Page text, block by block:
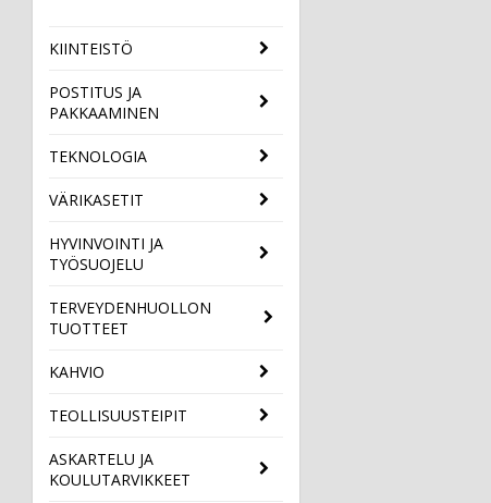
KIINTEISTÖ
POSTITUS JA
PAKKAAMINEN
TEKNOLOGIA
VÄRIKASETIT
HYVINVOINTI JA
TYÖSUOJELU
TERVEYDENHUOLLON
TUOTTEET
KAHVIO
TEOLLISUUSTEIPIT
ASKARTELU JA
KOULUTARVIKKEET